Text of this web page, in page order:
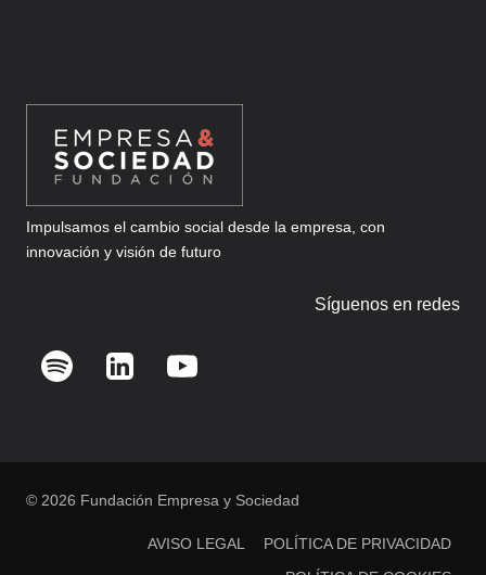
Impulsamos el cambio social desde la empresa, con
innovación y visión de futuro
Síguenos en redes
© 2026 Fundación Empresa y Sociedad
AVISO LEGAL
POLÍTICA DE PRIVACIDAD